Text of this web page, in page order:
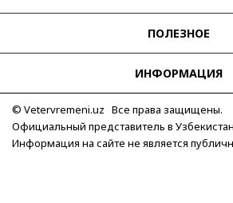
ПОЛЕЗНОЕ
ИНФОРМАЦИЯ
© Vetervremeni.uz Все права защищены.
Официальный представитель в
Информация на сайте не является